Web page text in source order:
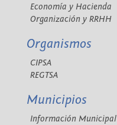
Economía y Hacienda
Organización y RRHH
Organismos
CIPSA
REGTSA
Municipios
Información Municipal